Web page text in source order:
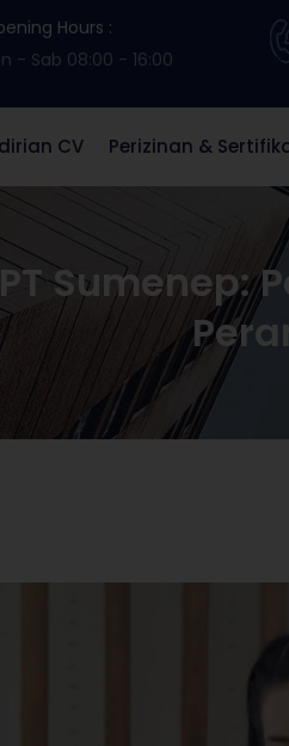
Hours :
- Sab 08:00 - 16:00
CV Perizinan &